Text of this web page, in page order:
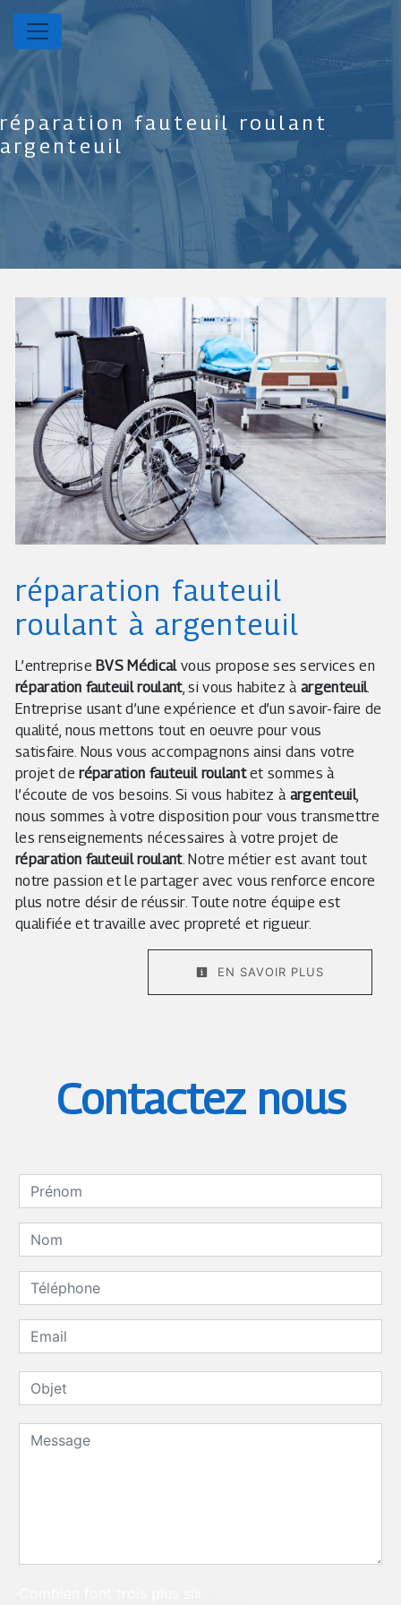
Panneau de gestion des cookies
réparation fauteuil roulant
argenteuil
réparation fauteuil
roulant à argenteuil
L’entrepriseBVS Médicalvous propose ses services en
réparation fauteuil roulant, si vous habitez àargenteuil.
Entreprise usant d’une expérience et d’un savoir-faire de
qualité, nous mettons tout en oeuvre pour vous
satisfaire. Nous vous accompagnons ainsi dans votre
projet deréparation fauteuil roulantet sommes à
l’écoute de vos besoins. Si vous habitez à argenteuil,
nous sommes à votre disposition pour vous transmettre
les renseignements nécessaires à votre projet de
réparation fauteuil roulant. Notre métier est avant tout
notre passion et le partager avec vous renforce encore
plus notre désir de réussir. Toute notre équipe est
qualifiée et travaille avec propreté et rigueur.
EN SAVOIR PLUS
Contactez nous